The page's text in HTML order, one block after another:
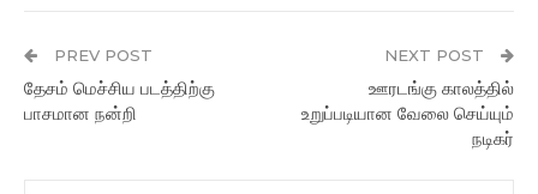
PREV POST
தேசம் மெச்சிய படத்திற்கு
பாசமான நன்றி
NEXT POST
ஊரடங்கு காலத்தில்
உறுப்படியான வேலை செய்யும்
நடிகர்